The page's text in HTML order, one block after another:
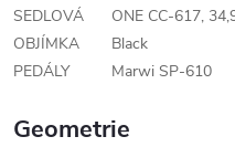
SEDLOVÁ
OBJÍMKA
ONE CC-617,
Black
PEDÁLY
Marwi SP-610
Geometrie